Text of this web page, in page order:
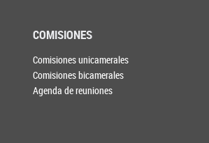
COMISIONES
Comisiones unicamerales
Comisiones bicamerales
Agenda de reuniones